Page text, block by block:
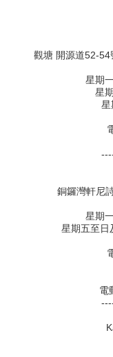
觀塘 開源道52-
星期
星
星
銅鑼灣軒尼
星期
星期五至日
電